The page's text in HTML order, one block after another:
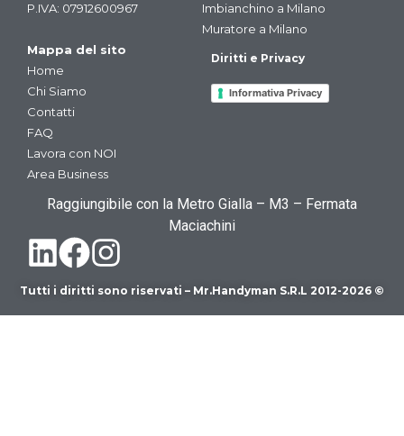
P.IVA: 07912600967
Imbianchino a Milano
Muratore a Milano
Mappa del sito
Home
Chi Siamo
Contatti
FAQ
Lavora con NOI
Area Business
Diritti e Privacy
Informativa Privacy
Raggiungibile con la Metro Gialla – M3 – Fermata
Maciachini
Tutti i diritti sono riservati – Mr.Handyman S.R.L 2012-2026 ©